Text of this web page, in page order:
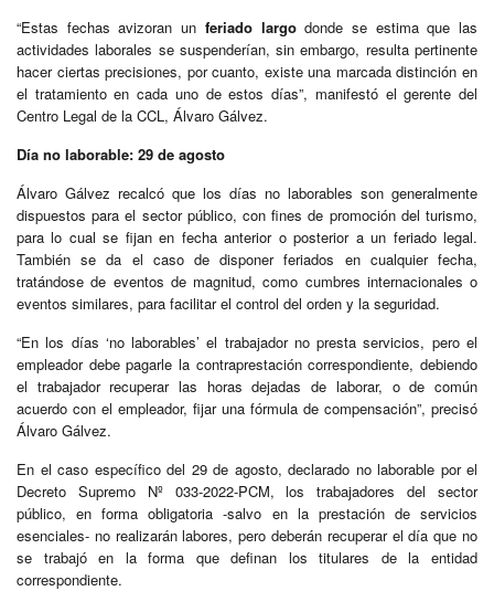
“Estas fechas avizoran un feriado largodonde se estima que las
actividades laborales se suspenderían, sin embargo, resulta pertinente
hacer ciertas precisiones, por cuanto, existe una marcada distinción en
el tratamiento en cada uno de estos días”, manifestó el gerente del
Centro Legal de la CCL, Álvaro Gálvez.
Día no laborable: 29 de agosto
Álvaro Gálvez recalcó que los días no laborables son generalmente
dispuestos para el sector público, con fines de promoción del turismo,
para lo cual se fijan en fecha anterior o posterior a un feriado legal.
También se da el caso de disponer feriados en cualquier fecha,
tratándose de eventos de magnitud, como cumbres internacionales o
eventos similares, para facilitar el control del orden y la seguridad.
“En los días ‘no laborables’ el trabajador no presta servicios, pero el
empleador debe pagarle la contraprestación correspondiente, debiendo
el trabajador recuperar las horas dejadas de laborar, o de común
acuerdo con el empleador, fijar una fórmula de compensación”, precisó
Álvaro Gálvez.
En el caso específico del 29 de agosto, declarado no laborable por el
Decreto Supremo Nº 033-2022-PCM, los trabajadores del sector
público, en forma obligatoria -salvo en la prestación de servicios
esenciales- no realizarán labores, pero deberán recuperar el día que no
se trabajó en la forma que definan los titulares de la entidad
correspondiente.